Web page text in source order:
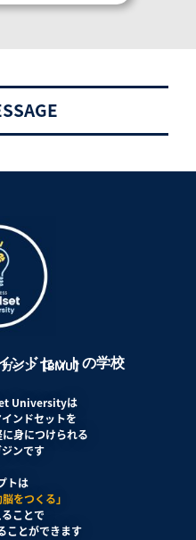
ンドセットの学校
ジン【BMU】
Universityは
ンドセットを
身につけられる
ンです
トは
をつくる」
ことで
ことができます